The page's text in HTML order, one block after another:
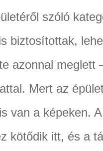
szóló
biztosítottak,
azonnal meglett
Mert az
van a képeken.
kötődik itt, és a